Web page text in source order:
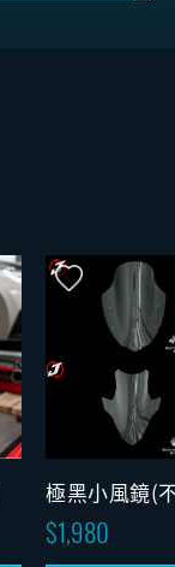
極黑小風鏡(
1,980